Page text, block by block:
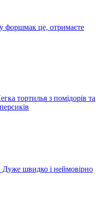
форшмак це, отримаєте
тортилья з помідорів та
Дуже швидко і неймовірно